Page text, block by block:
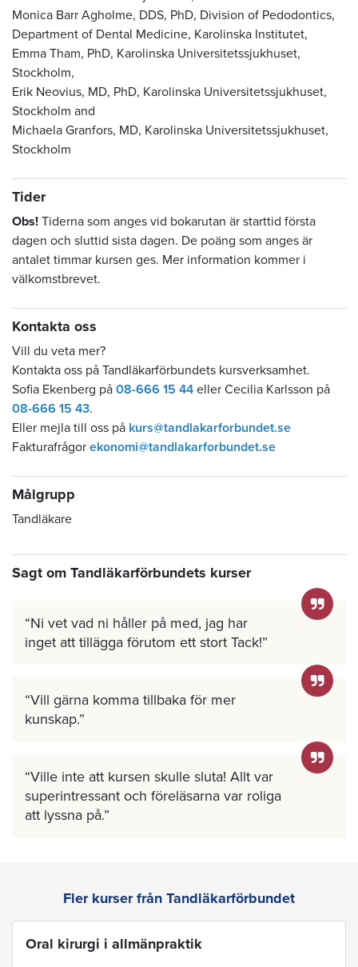
Monica Barr Agholme, DDS, PhD, Division of Pedodontics,
Department of Dental Medicine, Karolinska Institutet,
Emma Tham, PhD, Karolinska Universitetssjukhuset,
Stockholm,
Erik Neovius, MD, PhD, Karolinska Universitetssjukhuset,
Stockholm and
Michaela Granfors, MD, Karolinska Universitetssjukhuset,
Stockholm
Tider
Obs! Tiderna som anges vid bokarutan är starttid första
dagen och sluttid sista dagen. De poäng som anges är
antalet timmar kursen ges. Mer information kommer i
välkomstbrevet.
Kontakta oss
Vill du veta mer?
Kontakta oss på Tandläkarförbundets kursverksamhet.
Sofia Ekenberg på 08-666 15 44 eller Cecilia Karlsson på
08-666 15 43.
Eller mejla till oss på kurs@tandlakarforbundet.se
Fakturafrågor ekonomi@tandlakarforbundet.se
Målgrupp
Tandläkare
Sagt om Tandläkarförbundets kurser
Ni vet vad ni håller på med, jag har
inget att tillägga förutom ett stort Tack!
Vill gärna komma tillbaka för mer
kunskap.
Ville inte att kursen skulle sluta! Allt var
superintressant och föreläsarna var roliga
att lyssna på.
Fler kurser från Tandläkarförbundet
Oral kirurgi i allmänpraktik